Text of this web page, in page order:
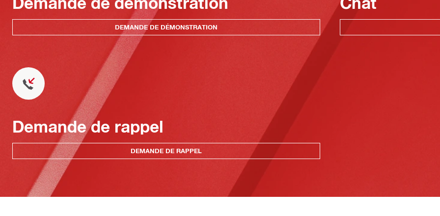
DEMANDE DE DÉMONSTRATION
Demande de rappel
DEMANDE DE RAPPEL